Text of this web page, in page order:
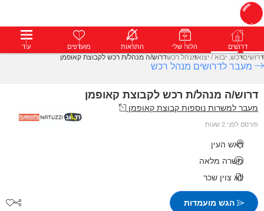
דרושים פרופילים הודעות פרימיום דרושים הלוח שלי התראות מועדפים עוד
דרושיםרכש, יבוא / יצואמנהל רכשדרוש/ה מנהל/ת רכש לקבוצת קאופמן
מעבר לדרושים מנהל רכש
דרוש/ה מנהל/ת רכש לקבוצת קאופמן
מעבר למשרות נוספות קבוצת קאופמן
פורסם לפני 2 שעות
ראש העין
משרה מלאה
לא צוין שכר
הגש מועמדות